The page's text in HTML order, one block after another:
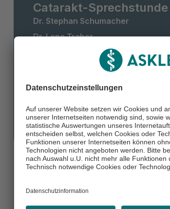
Catarakt-Sprechstunde
Dr. Stephan Schumacher
Dr. Lena Traber
Augenheilkunde (Asklepios Klinik Barmbek)
Versicherte in der
Krankenversicherung &
Mehr Infos
Kliniken